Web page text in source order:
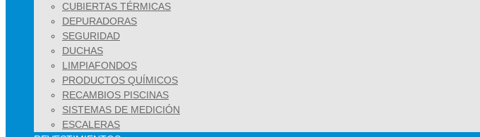
CUBIERTAS TÉRMICAS
DEPURADORAS
SEGURIDAD
DUCHAS
LIMPIAFONDOS
PRODUCTOS QUÍMICOS
RECAMBIOS PISCINAS
SISTEMAS DE MEDICIÓN
ESCALERAS